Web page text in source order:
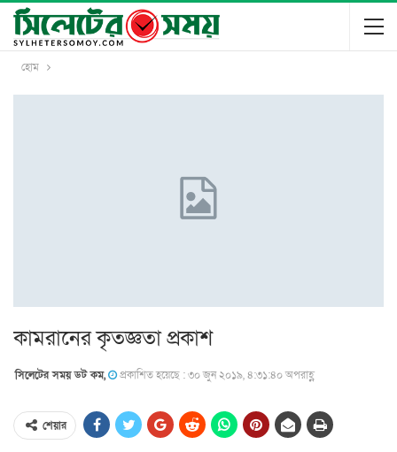
হোম
কামরানের কৃতজ্ঞতা প্রকাশ
সিলেটের সময় ডট কম, প্রকাশিত হয়েছে : ৩০ জুন ২০১৯, ৪:৩১:৪০ অপরাহ্ণ
শেয়ার